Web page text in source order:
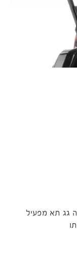
גג תא מפעיל